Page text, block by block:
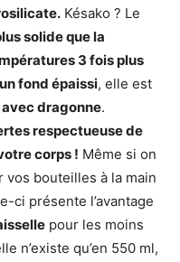
Késako ? Le
solide que la
3 fois plus
un fond épaissi, elle est
dragonne.
respectueuse de
corps ! Même si on
bouteilles à la main
ci présente l’avantage
pour les moins
n’existe qu’en 550 ml,